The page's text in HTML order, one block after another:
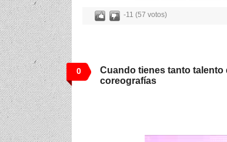
-11 (57 votos)
0
Cuando tienes tanto
coreografías